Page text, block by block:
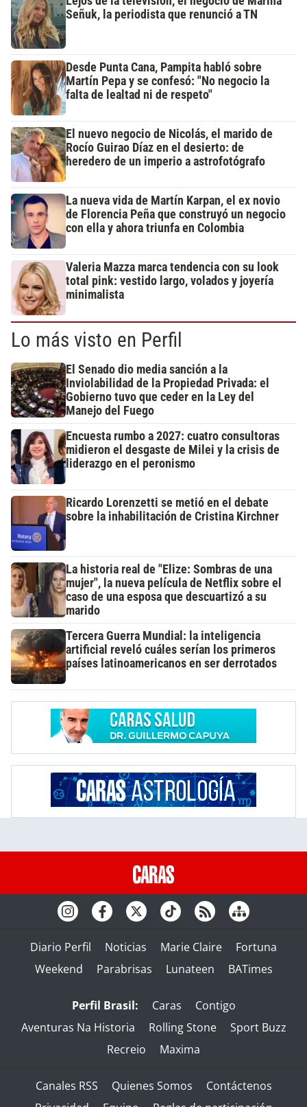
Señuk, la periodista que renunció a TN
Desde Punta Cana, Pampita habló sobre
Martín Pepa y se confesó: "No negocio la
falta de lealtad ni de respeto"
El nuevo negocio de Nicolás, el marido de
Rocío Guirao Díaz en el desierto: de
heredero de un imperio a astrofotógrafo
La nueva vida de Martín Karpan, el ex novio
de Florencia Peña que construyó un negocio
con ella y ahora triunfa en Colombia
Valeria Mazza marca tendencia con su look
total pink: vestido largo, volados y joyería
minimalista
Lo más visto en Perfil
El Senado dio media sanción a la
Inviolabilidad de la Propiedad Privada: el
Gobierno tuvo que ceder en la Ley del
Manejo del Fuego
Encuesta rumbo a 2027: cuatro consultoras
midieron el desgaste de Milei y la crisis de
liderazgo en el peronismo
Ricardo Lorenzetti se metió en el debate
sobre la inhabilitación de Cristina Kirchner
La historia real de "Elize: Sombras de una
mujer", la nueva película de Netflix sobre el
caso de una esposa que descuartizó a su
marido
Tercera Guerra Mundial: la inteligencia
artificial reveló cuáles serían los primeros
países latinoamericanos en ser derrotados
Diario Perfil Noticias Marie Claire
Fortuna
Weekend
Parabrisas Lunateen BATimes
Perfil Brasil: Caras
Contigo
Aventuras Na Historia
Rolling Stone
Sport Buzz
Recreio
Maxima
Canales RSS Quienes Somos
Contáctenos